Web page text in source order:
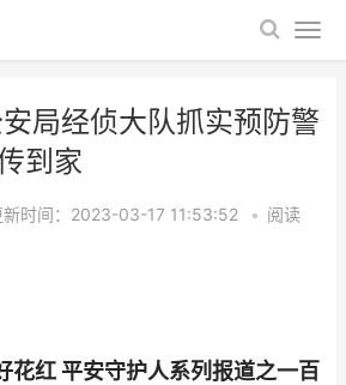
局经侦大队抓实预防警
到家
新时间：2023-03-17 11:53:52 • 阅读
花红 平安守护人系列报道之一百